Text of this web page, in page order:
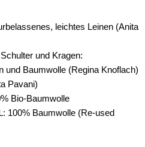
leichtes Leinen (Anita
und Kragen:
und Baumwolle (Regina Knoflach)
Pavani)
Bio-Baumwolle
100% Baumwolle (Re-used